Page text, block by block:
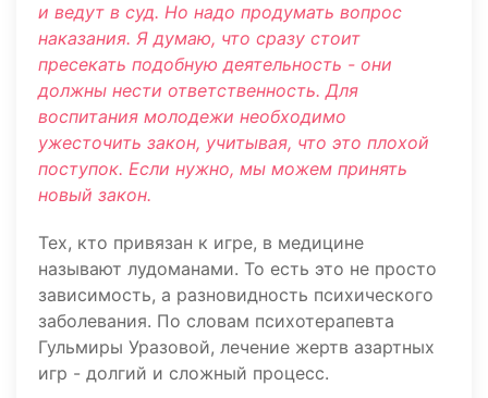
и ведут в суд. Но надо продумать вопрос
наказания. Я думаю, что сразу стоит
пресекать подобную деятельность - они
должны нести ответственность. Для
воспитания молодежи необходимо
ужесточить закон, учитывая, что это плохой
поступок. Если нужно, мы можем принять
новый закон.
Тех, кто привязан к игре, в медицине
называют лудоманами. То есть это не просто
зависимость, а разновидность психического
заболевания. По словам психотерапевта
Гульмиры Уразовой, лечение жертв азартных
игр - долгий и сложный процесс.